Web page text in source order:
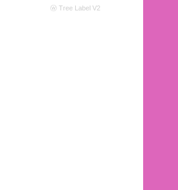
ⓦ Tree Label V2